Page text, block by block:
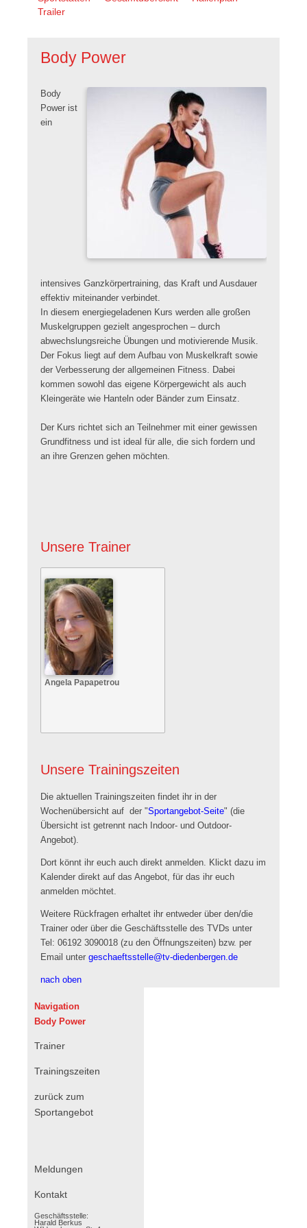
überspringen
Trailer
Body Power
Body
Power ist
ein
intensives Ganzkörpertraining, das Kraft und Ausdauer
effektiv miteinander verbindet.
In diesem energiegeladenen Kurs werden alle großen
Muskelgruppen gezielt angesprochen – durch
abwechslungsreiche Übungen und motivierende Musik.
Der Fokus liegt auf dem Aufbau von Muskelkraft sowie
der Verbesserung der allgemeinen Fitness. Dabei
kommen sowohl das eigene Körpergewicht als auch
Kleingeräte wie Hanteln oder Bänder zum Einsatz.
Der Kurs richtet sich an Teilnehmer mit einer gewissen
Grundfitness und ist ideal für alle, die sich fordern und
an ihre Grenzen gehen möchten.
Unsere Trainer
Angela Papapetrou
Unsere Trainingszeiten
Die aktuellen Trainingszeiten findet ihr in der
Wochenübersicht auf der "Sportangebot-Seite" (die
Übersicht ist getrennt nach Indoor- und Outdoor-
Angebot).
Dort könnt ihr euch auch direkt anmelden. Klickt dazu im
Kalender direkt auf das Angebot, für das ihr euch
anmelden möchtet.
Weitere Rückfragen erhaltet ihr entweder über den/die
Trainer oder über die Geschäftsstelle des TVDs unter
Tel: 06192 3090018 (zu den Öffnungszeiten) bzw. per
Email unter geschaeftsstelle@tv-diedenbergen.de
nach oben
Navigation
Body Power
Trainer
Trainingszeiten
zurück zum
Sportangebot
Navigation
Meldungen
Kontakt
Geschäftsstelle:
Harald Berkus